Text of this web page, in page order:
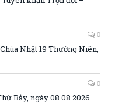
0
Nhật 19 Thường Niên,
0
Bảy, ngày 08.08.2026